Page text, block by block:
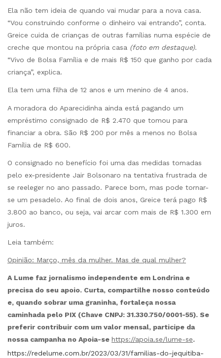
Ela não tem ideia de quando vai mudar para a nova casa.
“Vou construindo conforme o dinheiro vai entrando”, conta.
Greice cuida de crianças de outras famílias numa espécie de
creche que montou na própria casa (foto em destaque).
“Vivo de Bolsa Família e de mais R$ 150 que ganho por cada
criança”, explica.
Ela tem uma filha de 12 anos e um menino de 4 anos.
A moradora do Aparecidinha ainda está pagando um
empréstimo consignado de R$ 2.470 que tomou para
financiar a obra. São R$ 200 por mês a menos no Bolsa
Família de R$ 600.
O consignado no benefício foi uma das medidas tomadas
pelo ex-presidente Jair Bolsonaro na tentativa frustrada de
se reeleger no ano passado. Parece bom, mas pode tornar-
se um pesadelo. Ao final de dois anos, Greice terá pago R$
3.800 ao banco, ou seja, vai arcar com mais de R$ 1.300 em
juros.
Leia também:
Opinião: Março, mês da mulher. Mas de qual mulher?
A Lume faz jornalismo independente em Londrina e
precisa do seu apoio. Curta, compartilhe nosso conteúdo
e, quando sobrar uma graninha, fortaleça nossa
caminhada pelo PIX (Chave CNPJ: 31.330.750/0001-55). Se
preferir contribuir com um valor mensal, participe da
nossa campanha no Apoia-se https://apoia.se/lume-se.
https://redelume.com.br/2023/03/31/familias-do-jequitiba-